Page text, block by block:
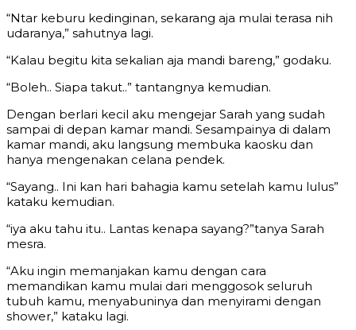
“Ntar keburu kedinginan, sekarang aja mulai terasa nih
udaranya,” sahutnya lagi.
“Kalau begitu kita sekalian aja mandi bareng,” godaku.
“Boleh.. Siapa takut..” tantangnya kemudian.
Dengan berlari kecil aku mengejar Sarah yang sudah
sampai di depan kamar mandi. Sesampainya di dalam
kamar mandi, aku langsung membuka kaosku dan
hanya mengenakan celana pendek.
“Sayang.. Ini kan hari bahagia kamu setelah kamu lulus”
kataku kemudian.
“iya aku tahu itu.. Lantas kenapa sayang?”tanya Sarah
mesra.
“Aku ingin memanjakan kamu dengan cara
memandikan kamu mulai dari menggosok seluruh
tubuh kamu, menyabuninya dan menyirami dengan
shower,” kataku lagi.